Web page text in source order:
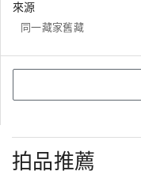
來源
同一藏家舊藏
拍品推薦